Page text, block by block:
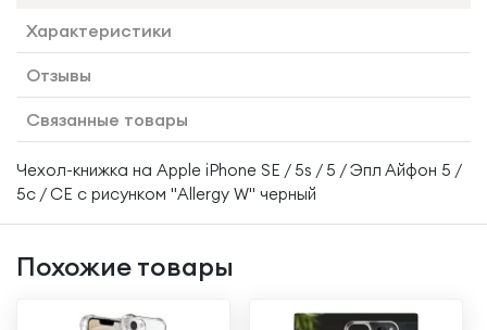
Характеристики
Отзывы
Связанные товары
Чехол-книжка на Apple iPhone SE / 5s / 5 / Эпл Айфон 5 /
5с / СЕ с рисунком "Allergy W" черный
Похожие товары